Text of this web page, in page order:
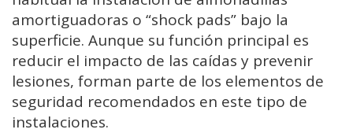
amortiguadoras o “shock pads” bajo la
superficie. Aunque su función principal es
reducir el impacto de las caídas y prevenir
lesiones, forman parte de los elementos de
seguridad recomendados en este tipo de
instalaciones.